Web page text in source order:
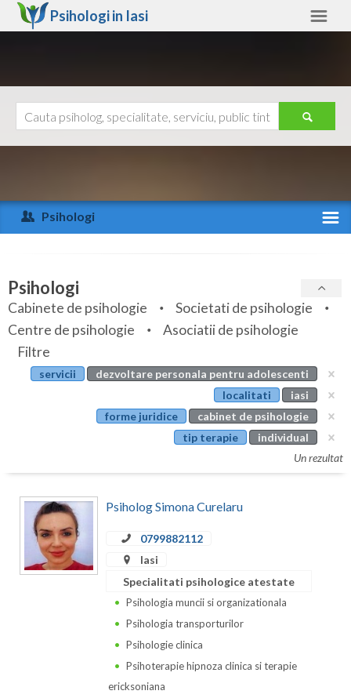
Psihologi in Iasi
Arad
Arges
Bihor
Bistrita-Nasaud
Botosani
Calarasi
Caras-Severin
Ajutor
Psihologi
Specialitati
Servicii
Articole
Evenimente
Psihologi
Cabinete de psihologie
Societati de psihologie
Centre de psihologie
Asociatii de psihologie
Filtre
servicii
dezvoltare personala pentru adolescenti
localitati
iasi
forme juridice
cabinet de psihologie
tip terapie
individual
Un rezultat
Psiholog Simona Curelaru
0799882112
Iasi
Specialitati psihologice atestate
Psihologia muncii si organizationala
Psihologia transporturilor
Psihologie clinica
Psihoterapie hipnoza clinica si terapie
ericksoniana